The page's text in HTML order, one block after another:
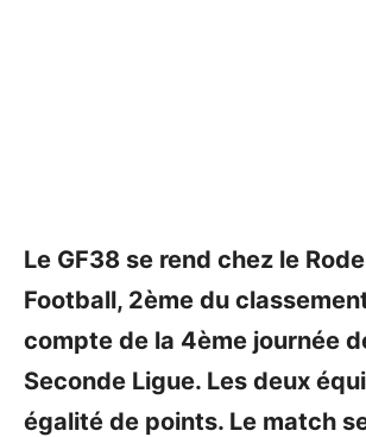
Le GF38 se rend chez le
Football, 2ème du
compte de la 4ème journée
Seconde Ligue. Les deux
égalité de points. Le match